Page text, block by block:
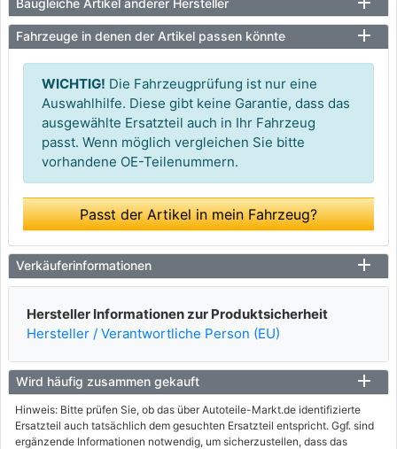
Fahrzeuge in denen der Artikel passen könnte
WICHTIG! Die Fahrzeugprüfung ist nur eine
Auswahlhilfe. Diese gibt keine Garantie, dass das
ausgewählte Ersatzteil auch in Ihr Fahrzeug
passt. Wenn möglich vergleichen Sie bitte
vorhandene OE-Teilenummern.
Passt der Artikel in mein Fahrzeug?
Verkäuferinformationen
Hersteller Informationen zur Produktsicherheit
Hersteller / Verantwortliche Person (EU)
Wird häufig zusammen gekauft
Hinweis: Bitte prüfen Sie, ob das über Autoteile-Markt.de identifizierte
Ersatzteil auch tatsächlich dem gesuchten Ersatzteil entspricht. Ggf. sind
ergänzende Informationen notwendig, um sicherzustellen, dass das